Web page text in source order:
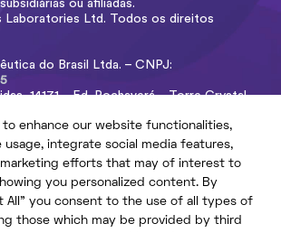
to enhance our website functionalities,
usage, integrate social media features,
marketing efforts that may of interest to
you personalized content. By
All” you consent to the use of all types of
those which may be provided by third
to enhance our website functionalities,
usage, integrate social media features,
marketing efforts that may of interest to
you personalized content. By
All” you consent to the use of all types of
those which may be provided by third
ou afiliadas.
Laboratories Ltd. Todos os direitos
do Brasil Ltda. – CNPJ:
14171 – Ed. Rochaverá – Torre Crystal –
Paulo / SP – Brasil